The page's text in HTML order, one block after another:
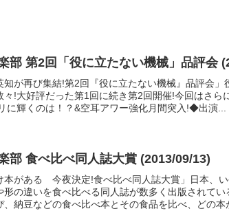
部 第2回「役に立たない機械」品評会
知が再び集結!第2回『役に立たない機械』品評会
々!大好評だった第1回に続き第2回開催!今回はさら
に輝くのは！？&空耳アワー強化月間突入!◆出演...
部 食べ比べ同人誌大賞 (2013/09/13)
本がある 今夜決定!食べ比べ同人誌大賞」日本、
形の違いを食べ比べる同人誌が数多く出版されて
、納豆などの食べ比べ本とその食品を比べ、どの